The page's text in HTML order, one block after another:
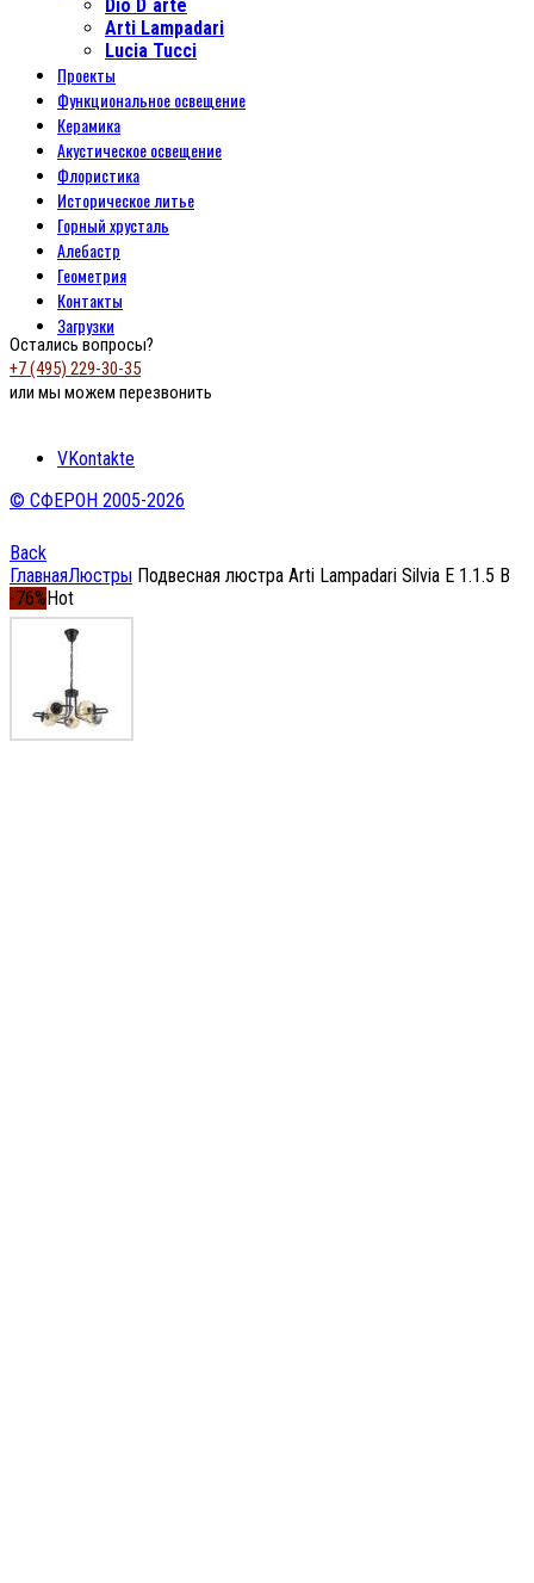
Dio D`arte
Arti Lampadari
Lucia Tucci
Проекты
Функциональное освещение
Керамика
Акустическое освещение
Флористика
Историческое литье
Горный хрусталь
Алебастр
Геометрия
Контакты
Загрузки
Остались вопросы?
+7 (495) 229-30-35
или мы можем перезвонить
VKontakte
© СФЕРОН 2005-2026
Back
ГлавнаяЛюстры Подвесная люстра Arti Lampadari Silvia E 1.1.5 B
-76% Hot